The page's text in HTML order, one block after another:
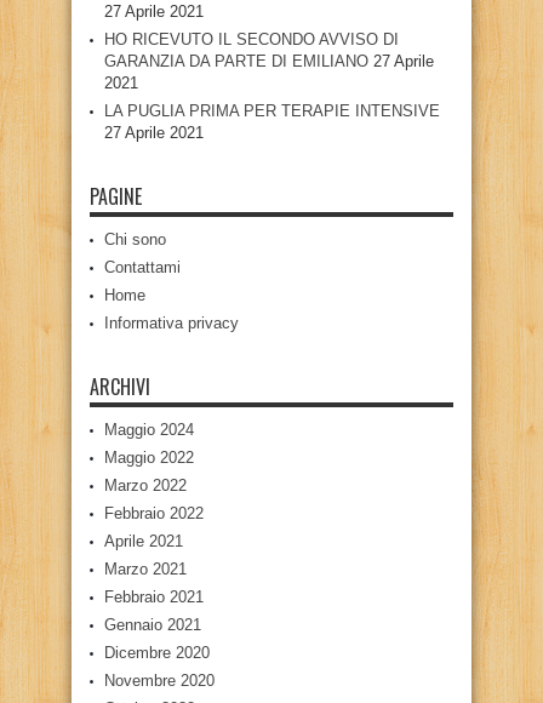
27 Aprile 2021
HO RICEVUTO IL SECONDO AVVISO DI
GARANZIA DA PARTE DI EMILIANO 27 Aprile
2021
LA PUGLIA PRIMA PER TERAPIE INTENSIVE
27 Aprile 2021
PAGINE
Chi sono
Contattami
Home
Informativa privacy
ARCHIVI
Maggio 2024
Maggio 2022
Marzo 2022
Febbraio 2022
Aprile 2021
Marzo 2021
Febbraio 2021
Gennaio 2021
Dicembre 2020
Novembre 2020